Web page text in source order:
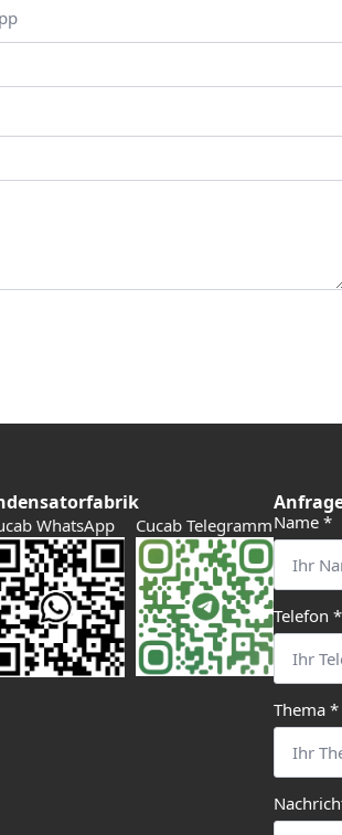
WhatsApp Cucab TelegrammName *
Telefon *
Thema *